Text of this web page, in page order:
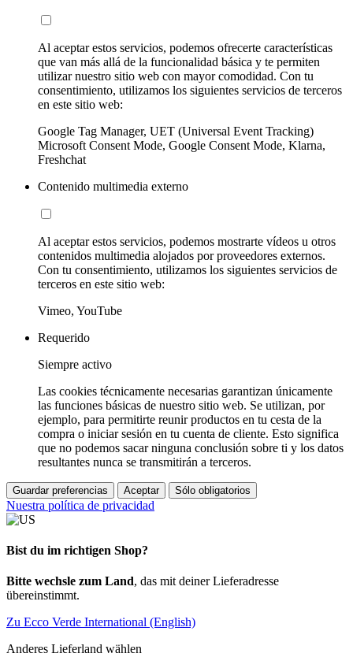
Al aceptar estos servicios, podemos ofrecerte características
que van más allá de la funcionalidad básica y te permiten
utilizar nuestro sitio web con mayor comodidad. Con tu
consentimiento, utilizamos los siguientes servicios de terceros
en este sitio web:
Google Tag Manager, UET (Universal Event Tracking)
Microsoft Consent Mode, Google Consent Mode, Klarna,
Freshchat
Contenido multimedia externo
Al aceptar estos servicios, podemos mostrarte vídeos u otros
contenidos multimedia alojados por proveedores externos.
Con tu consentimiento, utilizamos los siguientes servicios de
terceros en este sitio web:
Vimeo, YouTube
Requerido
Siempre activo
Las cookies técnicamente necesarias garantizan únicamente
las funciones básicas de nuestro sitio web. Se utilizan, por
ejemplo, para permitirte reunir productos en tu cesta de la
compra o iniciar sesión en tu cuenta de cliente. Esto significa
que no podemos sacar ninguna conclusión sobre ti y los datos
resultantes nunca se transmitirán a terceros.
Guardar preferencias Aceptar Sólo obligatorios
Nuestra política de privacidad
Bist du im richtigen Shop?
Bitte wechsle zum Land, das mit deiner Lieferadresse
übereinstimmt.
Zu Ecco Verde International (English)
Anderes Lieferland wählen